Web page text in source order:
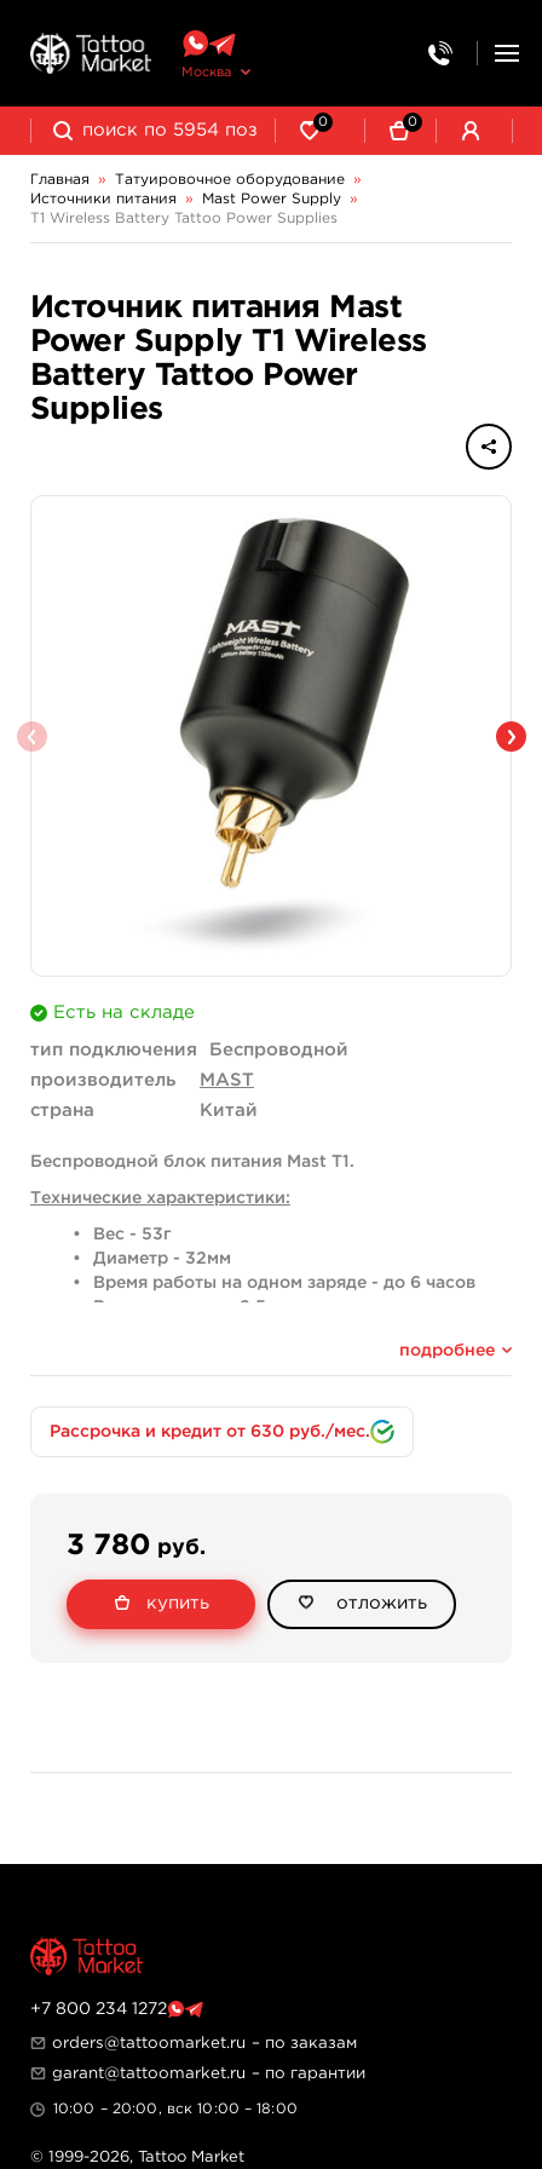
Москва
0 0
Главная » Татуировочное оборудование
»
Источники питания
» Mast Power Supply
»
T1 Wireless Battery Tattoo Power Supplies
Источник питания Mast
Power Supply T1 Wireless
Battery Tattoo Power
Supplies
Есть на складе
тип подключения
Беспроводной
производитель
MAST
страна
Китай
Беспроводной блок питания Mast T1.
Технические характеристики:
Вес - 53г
Диаметр - 32мм
Время работы на одном заряде - до 6 часов
Время зарядки - 2.5 часа
Входное напряжение - 5В постоянного тока, 1А
Блок питания Mast T1 оснащен ярким светодиодным
экраном со всеми необходимыми мастеру
Комплектация:
- Провод USB Type-C;
- Инструкция.
подробнее
Рассрочка и кредит от 630 руб./мес.
3 780 руб.
купить отложить
+7 800 234 1272
orders@tattoomarket.ru – по заказам
garant@tattoomarket.ru – по гарантии
10:00 – 20:00, вск 10:00 – 18:00
© 1999-2026, Tattoo Market